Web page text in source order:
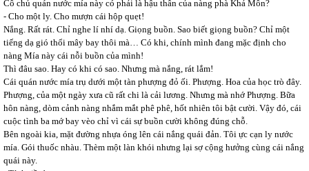
Cô chủ quán nước mía này có phải là hậu thân của nàng phà Khả Môn?
- Cho một ly. Cho mượn cái hộp quẹt!
Nắng. Rất rát. Chỉ nghe lí nhí dạ. Giọng buồn. Sao biết giọng buồn? Chỉ một
tiếng dạ gió thổi mây bay thôi mà… Có khi, chính mình đang mặc định cho
nàng Mía này cái nỗi buồn của mình!
Thì đâu sao. Hay có khi có sao. Nhưng mà nắng, rát lắm!
Cái quán nước mía trụ dưới một tàn phượng đỏ ối. Phượng. Hoa của học trò đây.
Phượng, của một ngày xưa cũ rất chi là cải lương. Nhưng mà nhớ Phượng. Bữa
hôn nàng, dòm cảnh nàng nhắm mắt phê phê, hốt nhiên tôi bật cười. Vậy đó, cái
cuộc tình ba mớ bay vèo chỉ vì cái sự buồn cười không đúng chỗ.
Bên ngoài kia, mặt đường nhựa óng lên cái nắng quái đản. Tôi ực cạn ly nước
mía. Gói thuốc nhàu. Thèm một làn khói nhưng lại sợ cộng hưởng cùng cái nắng
quái này.